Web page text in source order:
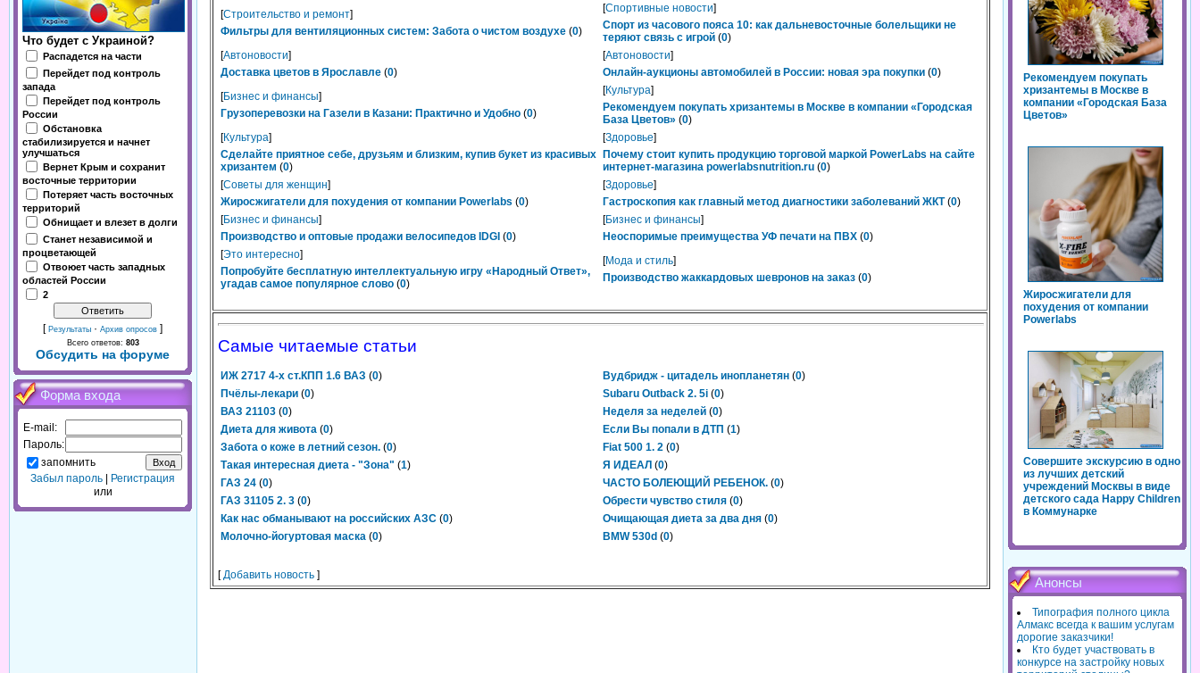
Что будет с Украиной?
Распадется на части
Перейдет под контроль
запада
Перейдет под контроль
России
Обстановка
стабилизируется и начнет
улучшаться
Вернет Крым и сохранит
восточные территории
Потеряет часть восточных
территорий
Обнищает и влезет в долги
Станет независимой и
процветающей
Отвоюет часть западных
областей России
2
[ Результаты · Архив опросов ]
Всего ответов: 803
Обсудить на форуме
Форма входа
E-mail:
Пароль:
запомнить
Забыл пароль
Регистрация
или
[Строительство и ремонт]
Фильтры для вентиляционных систем: Забота о чистом воздухе (0)
[Спортивные новости]
Спорт из часового пояса 10: как дальневосточные болельщики не
теряют связь с игрой (0)
[Автоновости]
Доставка цветов в Ярославле (0)
[Автоновости]
Онлайн-аукционы автомобилей в России: новая эра покупки (0)
[Бизнес и финансы]
Грузоперевозки на Газели в Казани: Практично и Удобно (0)
[Культура]
Рекомендуем покупать хризантемы в Москве в компании «Городская
База Цветов» (0)
[Культура]
Сделайте приятное себе, друзьям и близким, купив букет из красивых
хризантем (0)
[Здоровье]
Почему стоит купить продукцию торговой маркой PowerLabs на сайте
интернет-магазина powerlabsnutrition.ru (0)
[Советы для женщин]
Жиросжигатели для похудения от компании Powerlabs (0)
[Здоровье]
Гастроскопия как главный метод диагностики заболеваний ЖКТ (0)
[Бизнес и финансы]
Производство и оптовые продажи велосипедов IDGI (0)
[Бизнес и финансы]
Неоспоримые преимущества УФ печати на ПВХ (0)
[Это интересно]
Попробуйте бесплатную интеллектуальную игру «Народный Ответ»,
угадав самое популярное слово (0)
[Мода и стиль]
Производство жаккардовых шевронов на заказ (0)
Самые читаемые статьи
ИЖ 2717 4-х ст.КПП 1.6 ВАЗ (0) Вудбридж - цитадель инопланетян (0)
Пчёлы-лекари (0) Subaru Outback 2. 5i (0)
ВАЗ 21103 (0) Неделя за неделей (0)
Диета для живота (0) Если Вы попали в ДТП (1)
Забота о коже в летний сезон. (0) Fiat 500 1. 2 (0)
Такая интересная диета - "Зона" (1) Я ИДЕАЛ (0)
ГАЗ 24 (0) ЧАСТО БОЛЕЮЩИЙ РЕБЕНОК. (0)
ГАЗ 31105 2. 3 (0) Обрести чувство стиля (0)
Как нас обманывают на российских АЗС (0) Очищающая диета за два дня (0)
Молочно-йогуртовая маска (0) BMW 530d (0)
[Добавить новость ]
Рекомендуем покупать
хризантемы в Москве в
компании «Городская База
Цветов»
Жиросжигатели для
похудения от компании
Powerlabs
Совершите экскурсию в одно
из лучших детский
учреждений Москвы в виде
детского сада Happy Children
в Коммунарке
Анонсы
Типография полного цикла
Алмакс всегда к вашим услугам
дорогие заказчики!
Кто будет участвовать в
конкурсе на застройку новых